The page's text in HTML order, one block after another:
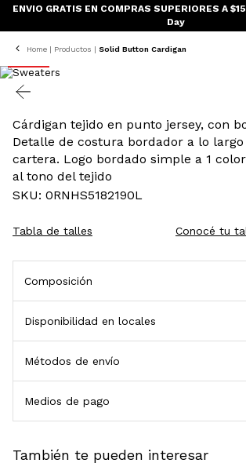
ENVIO GRATIS EN COMPRAS SUPERIORES A
Day
Home | Productos | Solid Button Cardigan
SALE
Cárdigan tejido en punto jersey, con
Detalle de costura bordador a lo
cartera. Logo bordado simple a 1
al tono del tejido
SKU: 0RNHS5182190L
Tabla de talles Conocé tu
Composición
Disponibilidad en locales
Métodos de envío
Medios de pago
También te pueden interesar